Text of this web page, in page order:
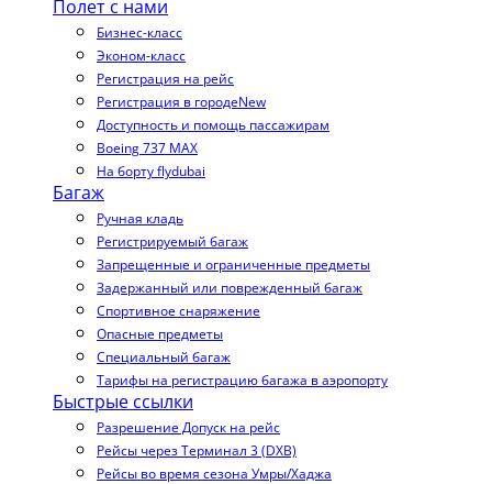
Полет с нами
Бизнес-класс
Эконом-класс
Регистрация на рейс
Регистрация в городеNew
Доступность и помощь пассажирам
Boeing 737 MAX
На борту flydubai
Багаж
Ручная кладь
Регистрируемый багаж
Запрещенные и ограниченные предметы
Задержанный или поврежденный багаж
Спортивное снаряжение
Опасные предметы
Специальный багаж
Тарифы на регистрацию багажа в аэропорту
Быстрые ссылки
Разрешение Допуск на рейс
Рейсы через Терминал 3 (DXB)
Рейсы во время сезона Умры/Хаджа